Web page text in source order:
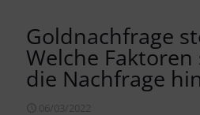
Goldnachfrage
Welche
die Nachfrage
06/03/2022